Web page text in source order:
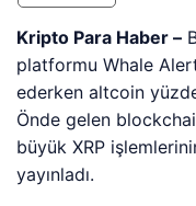
Kripto Para Haber –
platformu Whale
ederken altcoin
Önde gelen
büyük XRP
yayınladı.